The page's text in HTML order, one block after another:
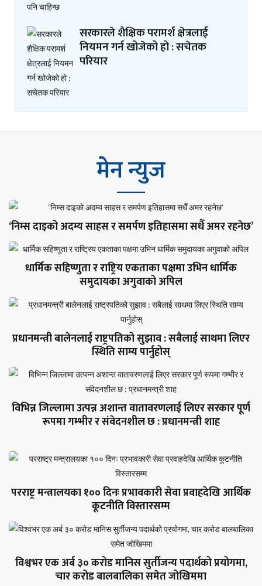
सरकारले शैक्षिक परामर्श क्षेत्रलाई
नियमन गर्न खोजेको हो : सचेतक
परियार
मेन न्युज
‘निम्स दाइको अदम्य साहस र समर्पण इतिहासमा सधैँ अमर रहनेछ’
धार्मिक सहिष्णुता र राष्ट्रिय एकताका पक्षमा उभिन धार्मिक
समुदायका अगुवाको अपिल
प्रधानमन्त्री बालेनलाई राष्ट्रपतिको सुझाव : सबैलाई साथमा लिएर
स्थिति साम्य पार्नुहोस्
विभिन्न जिल्लामा उत्पन्न अशान्त वातावरणलाई लिएर सरकार पूर्ण
रूपमा गम्भीर र संवेदनशील छ : प्रधानमन्त्री शाह
परराष्ट्र मन्त्रालयका १०० दिनः प्रभावकारी सेवा प्रवाहदेखि आर्थिक
कूटनीति विस्तारसम्म
विश्वभर एक अर्ब ३० करोड मानिस सुर्तीजन्य पदार्थको प्रयोगमा,
चार करोड बालबालिका समेत जोखिममा